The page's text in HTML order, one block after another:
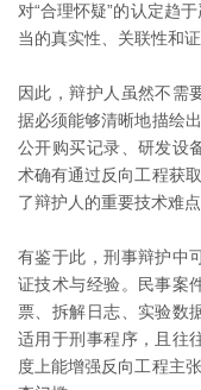
对“合理怀疑”的认定趋
当的真实性、关联性和
因此，辩护人虽然不需
据必须能够清晰地描绘
公开购买记录、研发设
术确有通过反向工程获
了辩护人的重要技术难点
有鉴于此，刑事辩护中
证技术与经验。民事案
票、拆解日志、实验数
适用于刑事程序，且往
度上能增强反向工程主